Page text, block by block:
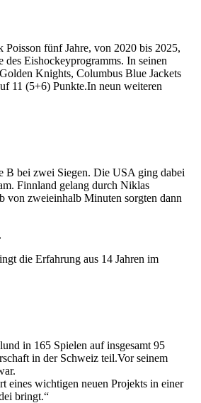
fünf Jahre, von 2020 bis 2025,
Eishockeyprogramms. In seinen
Knights, Columbus Blue Jackets
11 (5+6) Punkte.In neun weiteren
B bei zwei Siegen. Die USA ging dabei
Finnland gelang durch Niklas
von zweieinhalb Minuten sorgten dann
die Erfahrung aus 14 Jahren im
in 165 Spielen auf insgesamt 95
in der Schweiz teil.Vor seinem
eines wichtigen neuen Projekts in einer
bringt.“